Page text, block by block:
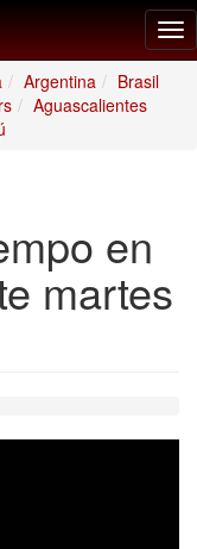
Argentina
Brasil
Aguascalientes
en
martes